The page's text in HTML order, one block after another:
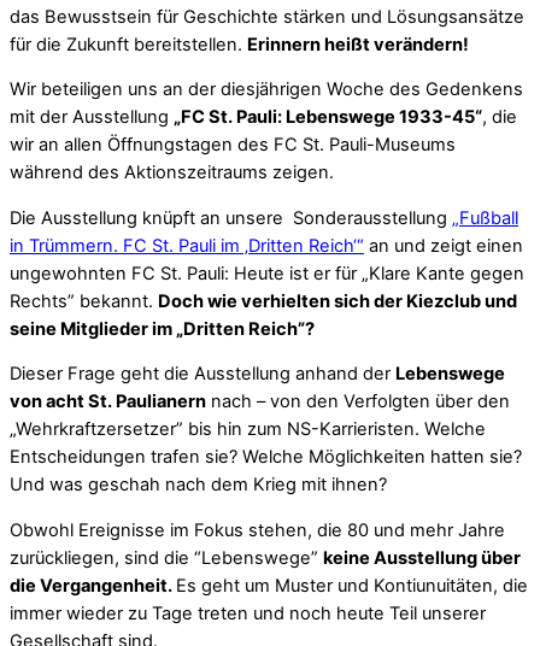
das Bewusstsein für Geschichte stärken und Lösungsansätze
für die Zukunft bereitstellen. Erinnern heißt verändern!
Wir beteiligen uns an der diesjährigen Woche des Gedenkens
mit der Ausstellung „FC St. Pauli: Lebenswege 1933-45“, die
wir an allen Öffnungstagen des FC St. Pauli-Museums
während des Aktionszeitraums zeigen.
Die Ausstellung knüpft an unsere Sonderausstellung „Fußball
in Trümmern. FC St. Pauli im ‚Dritten Reich‘“ an und zeigt einen
ungewohnten FC St. Pauli: Heute ist er für „Klare Kante gegen
Rechts” bekannt. Doch wie verhielten sich der Kiezclub und
seine Mitglieder im „Dritten Reich”?
Dieser Frage geht die Ausstellung anhand der Lebenswege
von acht St. Paulianern nach – von den Verfolgten über den
„Wehrkraftzersetzer” bis hin zum NS-Karrieristen. Welche
Entscheidungen trafen sie? Welche Möglichkeiten hatten sie?
Und was geschah nach dem Krieg mit ihnen?
Obwohl Ereignisse im Fokus stehen, die 80 und mehr Jahre
zurückliegen, sind die “Lebenswege” keine Ausstellung über
die Vergangenheit. Es geht um Muster und Kontiunuitäten, die
immer wieder zu Tage treten und noch heute Teil unserer
Gesellschaft sind.